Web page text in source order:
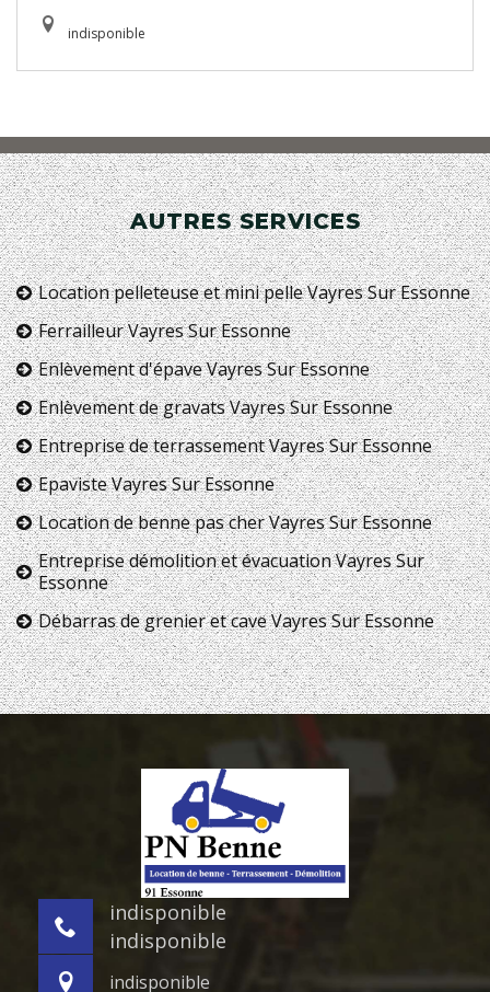
indisponible
AUTRES SERVICES
Location pelleteuse et mini pelle Vayres Sur Essonne
Ferrailleur Vayres Sur Essonne
Enlèvement d'épave Vayres Sur Essonne
Enlèvement de gravats Vayres Sur Essonne
Entreprise de terrassement Vayres Sur Essonne
Epaviste Vayres Sur Essonne
Location de benne pas cher Vayres Sur Essonne
Entreprise démolition et évacuation Vayres Sur
Essonne
Débarras de grenier et cave Vayres Sur Essonne
indisponible
indisponible
indisponible